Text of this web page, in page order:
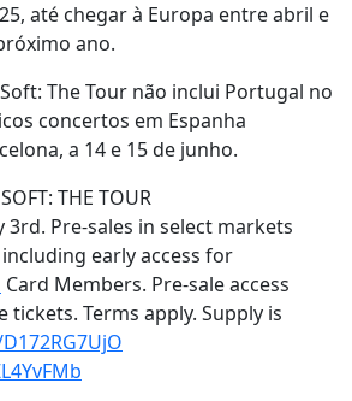
até chegar à Europa entre abril e
ano.
The Tour não inclui Portugal no
concertos em Espanha
a 14 e 15 de junho.
THE TOUR
3rd. Pre-sales in select markets
early access for
Card Members. Pre-sale access
Terms apply. Supply is